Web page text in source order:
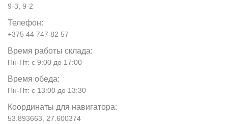
9-3, 9-2
Телефон:
+375 44 747 82 57
Время работы склада:
Пн-Пт: с 9:00 до 17:00
Время обеда:
Пн-Пт: с 13:00 до 13:30
Координаты для навигатора:
53.893663, 27.600374